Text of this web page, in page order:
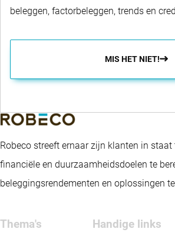
beleggen, factorbeleggen, trends en
MIS HET NIET!
Robeco streeft ernaar zijn klanten in staat
financiële en duurzaamheidsdoelen te
beleggingsrendementen en oplossingen
Thema's Handige links